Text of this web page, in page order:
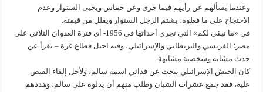
وعندما يسألهم عن رأيهم فيما جرى وعن حماس ويحيى السنوار وعدم
الاحتجاج على ما فعلوه، يشتم الرجل السنوار ويقلل من قيمته.
في «ما تبقى لكم» التي تجري أحداثها في 1956- أي فترة العدوان الثلاثي على
مصر؛ الفرنسي والبريطاني والإسرائيلي، وفيه احتل قطاع غزة – نقرأ عن
حدث مشابه وشخصية مشابهة.
كان الجيش الإسرائيلي يبحث عن فدائي اسمه سالم، ولأجل إلقاء القبض
عليه، فقد جمع عشرات الشبان وطلب منهم أن يدلوه على سالم، وهددهم